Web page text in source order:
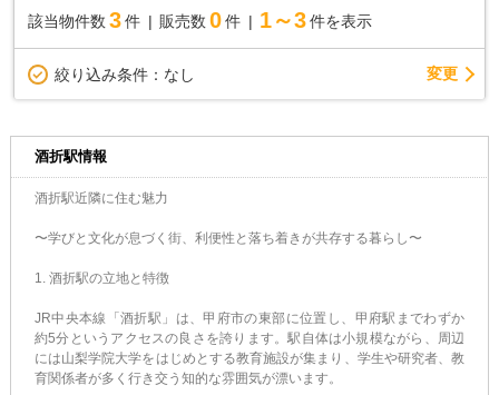
該当物件数 3件 販売数 0 件 1～3 件を表示
絞り込み条件： なし 変更
酒折駅情報
酒折駅近隣に住む魅力
〜学びと文化が息づく街、利便性と落ち着きが共存する暮らし〜
1. 酒折駅の立地と特徴
JR中央本線「酒折駅」は、甲府市の東部に位置し、甲府駅までわずか
約5分というアクセスの良さを誇ります。駅自体は小規模ながら、周辺
には山梨学院大学をはじめとする教育施設が集まり、学生や研究者、教
育関係者が多く行き交う知的な雰囲気が漂います。